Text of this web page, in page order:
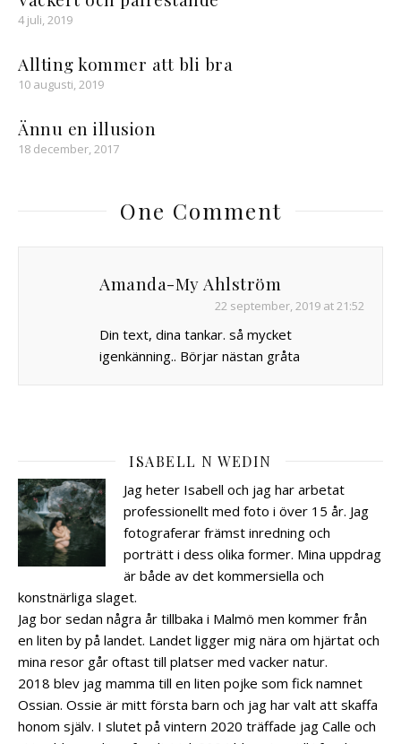
4 juli, 2019
Allting kommer att bli bra
10 augusti, 2019
Ännu en illusion
18 december, 2017
One Comment
Amanda-My Ahlström
22 september, 2019 at 21:52
Din text, dina tankar. så mycket
igenkänning.. Börjar nästan gråta
ISABELL N WEDIN
Jag heter Isabell och jag har arbetat
professionellt med foto i över 15 år. Jag
fotograferar främst inredning och
porträtt i dess olika former. Mina uppdrag
är både av det kommersiella och
konstnärliga slaget.
Jag bor sedan några år tillbaka i Malmö men kommer från
en liten by på landet. Landet ligger mig nära om hjärtat och
mina resor går oftast till platser med vacker natur.
2018 blev jag mamma till en liten pojke som fick namnet
Ossian. Ossie är mitt första barn och jag har valt att skaffa
honom själv. I slutet på vintern 2020 träffade jag Calle och